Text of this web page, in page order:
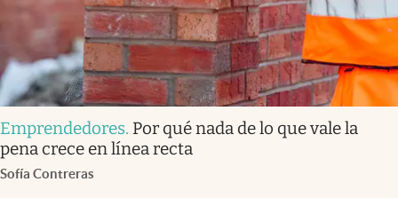
Emprendedores. Por qué nada de lo que vale la
pena crece en línea recta
Sofía Contreras